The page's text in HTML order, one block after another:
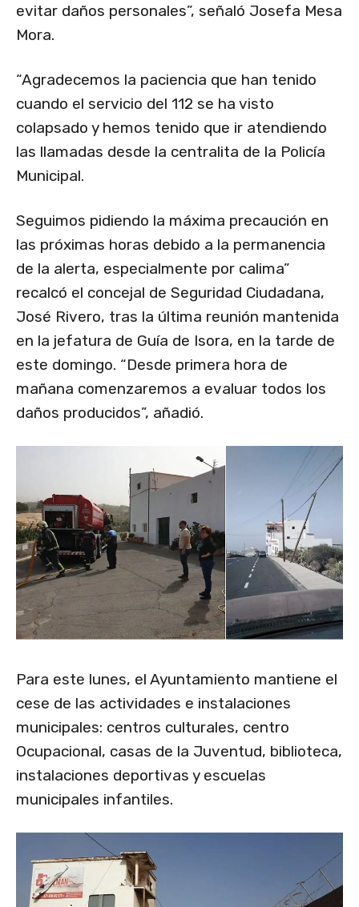
evitar daños personales”, señaló Josefa Mesa
Mora.
“Agradecemos la paciencia que han tenido
cuando el servicio del 112 se ha visto
colapsado y hemos tenido que ir atendiendo
las llamadas desde la centralita de la Policía
Municipal.
Seguimos pidiendo la máxima precaución en
las próximas horas debido a la permanencia
de la alerta, especialmente por calima”
recalcó el concejal de Seguridad Ciudadana,
José Rivero, tras la última reunión mantenida
en la jefatura de Guía de Isora, en la tarde de
este domingo. “Desde primera hora de
mañana comenzaremos a evaluar todos los
daños producidos”, añadió.
Para este lunes, el Ayuntamiento mantiene el
cese de las actividades e instalaciones
municipales: centros culturales, centro
Ocupacional, casas de la Juventud, biblioteca,
instalaciones deportivas y escuelas
municipales infantiles.